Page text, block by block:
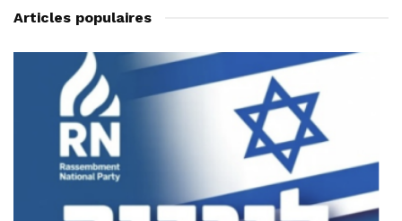
Articles populaires